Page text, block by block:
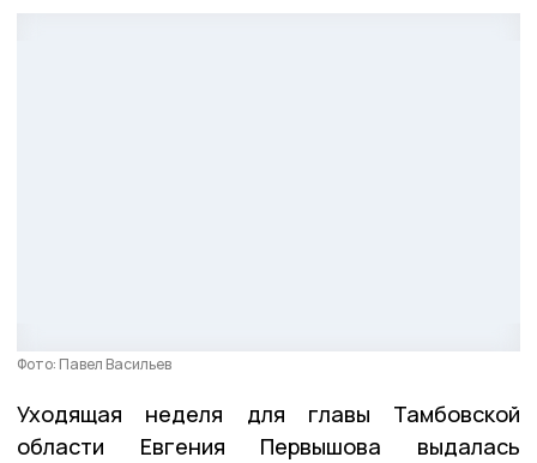
Фото: Павел Васильев
Уходящая неделя для главы Тамбовской
области Евгения Первышова выдалась